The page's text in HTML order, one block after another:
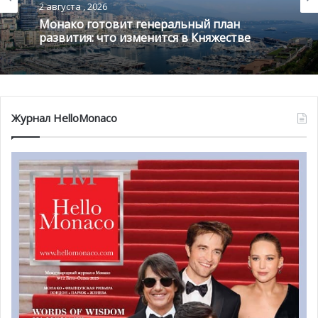
концепции магазина».
Пресс-конференция руководства IKEA
Новость об открытии новой ИKEИ ничем не удивила
2 августа , 2026
Монако готовит генеральный план
развития: что изменится в Княжестве
Журнал HelloMonaco